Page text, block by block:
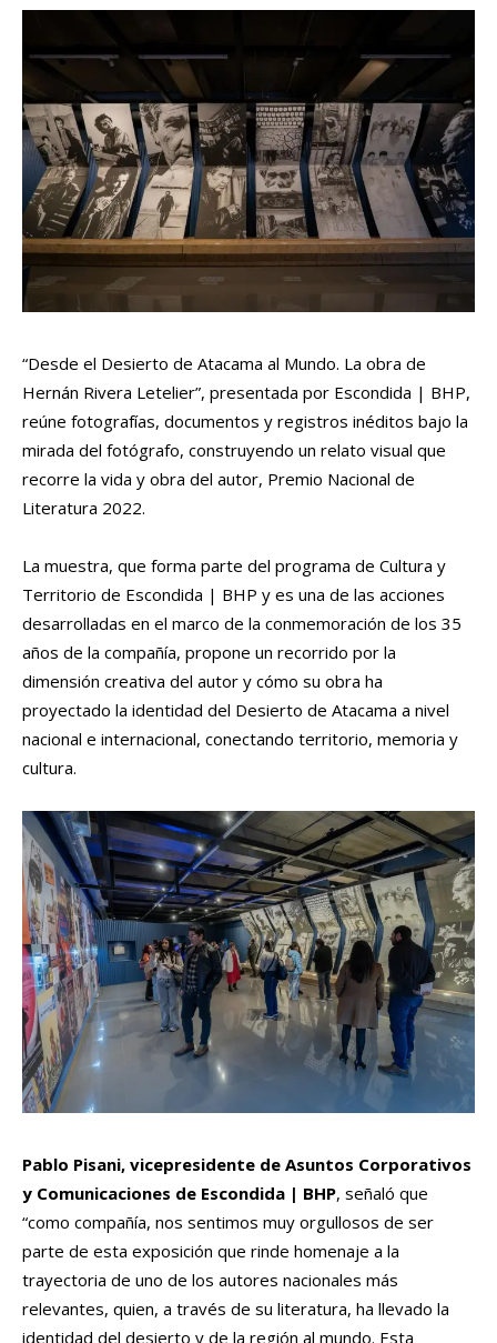
“Desde el Desierto de Atacama al Mundo. La obra de
Hernán Rivera Letelier”, presentada por Escondida | BHP,
reúne fotografías, documentos y registros inéditos bajo la
mirada del fotógrafo, construyendo un relato visual que
recorre la vida y obra del autor, Premio Nacional de
Literatura 2022.
La muestra, que forma parte del programa de Cultura y
Territorio de Escondida | BHP y es una de las acciones
desarrolladas en el marco de la conmemoración de los 35
años de la compañía, propone un recorrido por la
dimensión creativa del autor y cómo su obra ha
proyectado la identidad del Desierto de Atacama a nivel
nacional e internacional, conectando territorio, memoria y
cultura.
Pablo Pisani, vicepresidente de Asuntos Corporativos
y Comunicaciones de Escondida | BHP, señaló que
“como compañía, nos sentimos muy orgullosos de ser
parte de esta exposición que rinde homenaje a la
trayectoria de uno de los autores nacionales más
relevantes, quien, a través de su literatura, ha llevado la
identidad del desierto y de la región al mundo. Esta